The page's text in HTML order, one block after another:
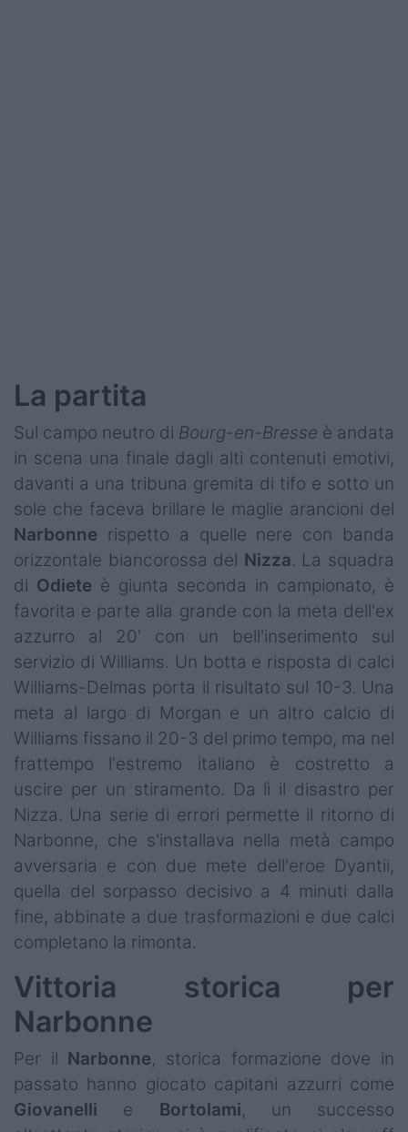
La partita
Sul campo neutro di Bourg-en-Bresse è andata
in scena una finale dagli alti contenuti emotivi,
davanti a una tribuna gremita di tifo e sotto un
sole che faceva brillare le maglie arancioni del
Narbonne rispetto a quelle nere con banda
orizzontale biancorossa del Nizza. La squadra
di Odiete è giunta seconda in campionato, è
favorita e parte alla grande con la meta dell'ex
azzurro al 20' con un bell'inserimento sul
servizio di Williams. Un botta e risposta di calci
Williams-Delmas porta il risultato sul 10-3. Una
meta al largo di Morgan e un altro calcio di
Williams fissano il 20-3 del primo tempo, ma nel
frattempo l'estremo italiano è costretto a
uscire per un stiramento. Da lì il disastro per
Nizza. Una serie di errori permette il ritorno di
Narbonne, che s'installava nella metà campo
avversaria e con due mete dell'eroe Dyantii,
quella del sorpasso decisivo a 4 minuti dalla
fine, abbinate a due trasformazioni e due calci
completano la rimonta.
Vittoria storica per
Narbonne
Per il Narbonne, storica formazione dove in
passato hanno giocato capitani azzurri come
Giovanelli e Bortolami, un successo